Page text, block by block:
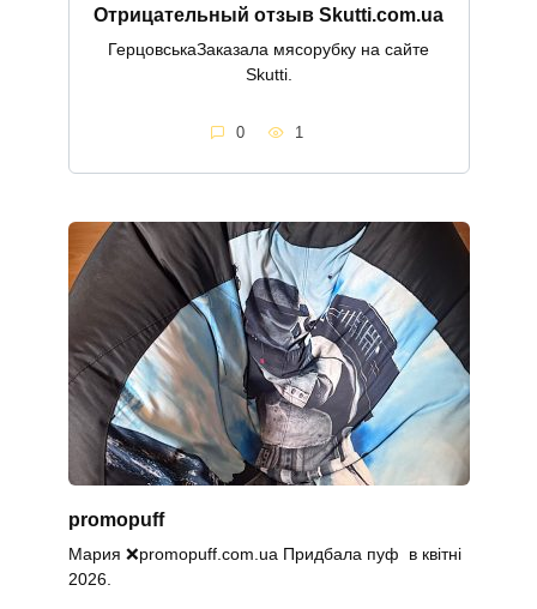
Отрицательный отзыв Skutti.com.ua
ГерцовськаЗаказала мясорубку на сайте
Skutti.
0 1
promopuff
Мария ❌promopuff.com.uа Придбала пуф в квітні
2026.